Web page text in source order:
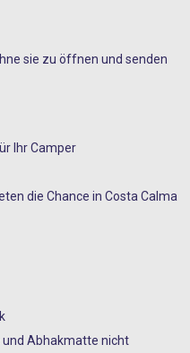
sie zu öffnen und senden
Ihr Camper
die Chance in Costa Calma
Abhakmatte nicht